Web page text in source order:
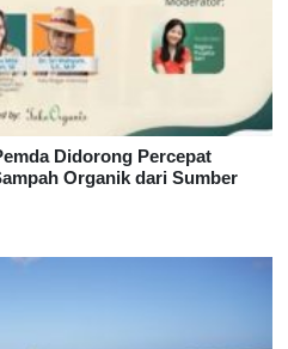
Didorong Percepat
Organik dari Sumber